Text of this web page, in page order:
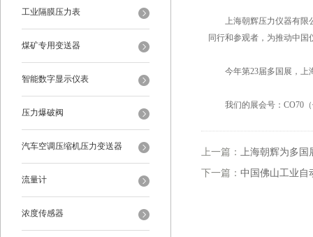
工业隔膜压力表
煤矿专用变送器
智能数字显示仪表
压力爆破阀
汽车空调压缩机压力变送器
流量计
浓度传感器
上海朝辉压力仪器有限公
同行和参观者，为推动中
今年第23届多国展，上海
我们的展会号：CO70（
上一篇： 上海朝辉为多国
下一篇： 中国佛山工业自